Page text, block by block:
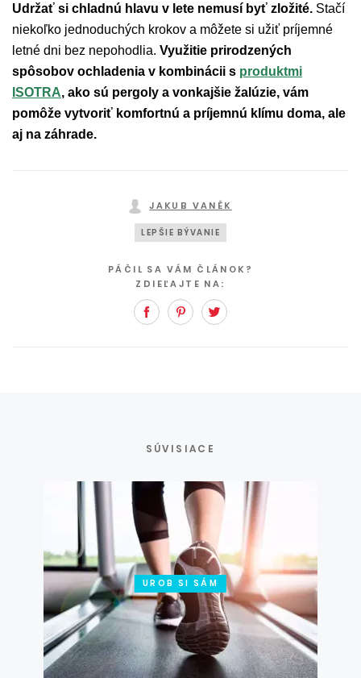
Udržať si chladnú hlavu v lete nemusí byť zložité. Stačí
niekoľko jednoduchých krokov a môžete si užiť príjemné
letné dni bez nepohodlia. Využitie prirodzených
spôsobov ochladenia v kombinácii s produktmi
ISOTRA, ako sú pergoly a vonkajšie žalúzie, vám
pomôže vytvoriť komfortnú a príjemnú klímu doma, ale
aj na záhrade.
JAKUB VANĚK
LEPŠIE BÝVANIE
PÁČIL SA VÁM ČLÁNOK?
ZDIEĽAJTE NA:
FacebookPinterest
SÚVISIACE
UROB SI SÁM